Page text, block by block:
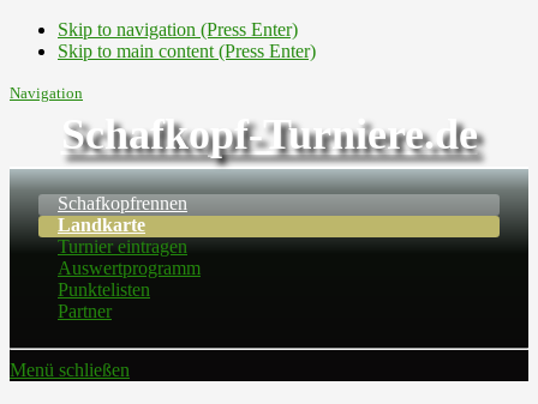
Skip to navigation (Press Enter)
Skip to main content (Press Enter)
Navigation
Schafkopf-Turniere.de
Schafkopfrennen
Landkarte
Turnier eintragen
Auswertprogramm
Punktelisten
Partner
Menü schließen